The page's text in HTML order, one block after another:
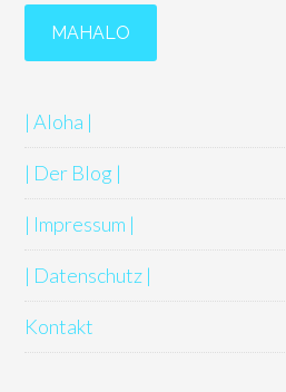
| Aloha |
| Der Blog |
| Impressum |
| Datenschutz |
Kontakt